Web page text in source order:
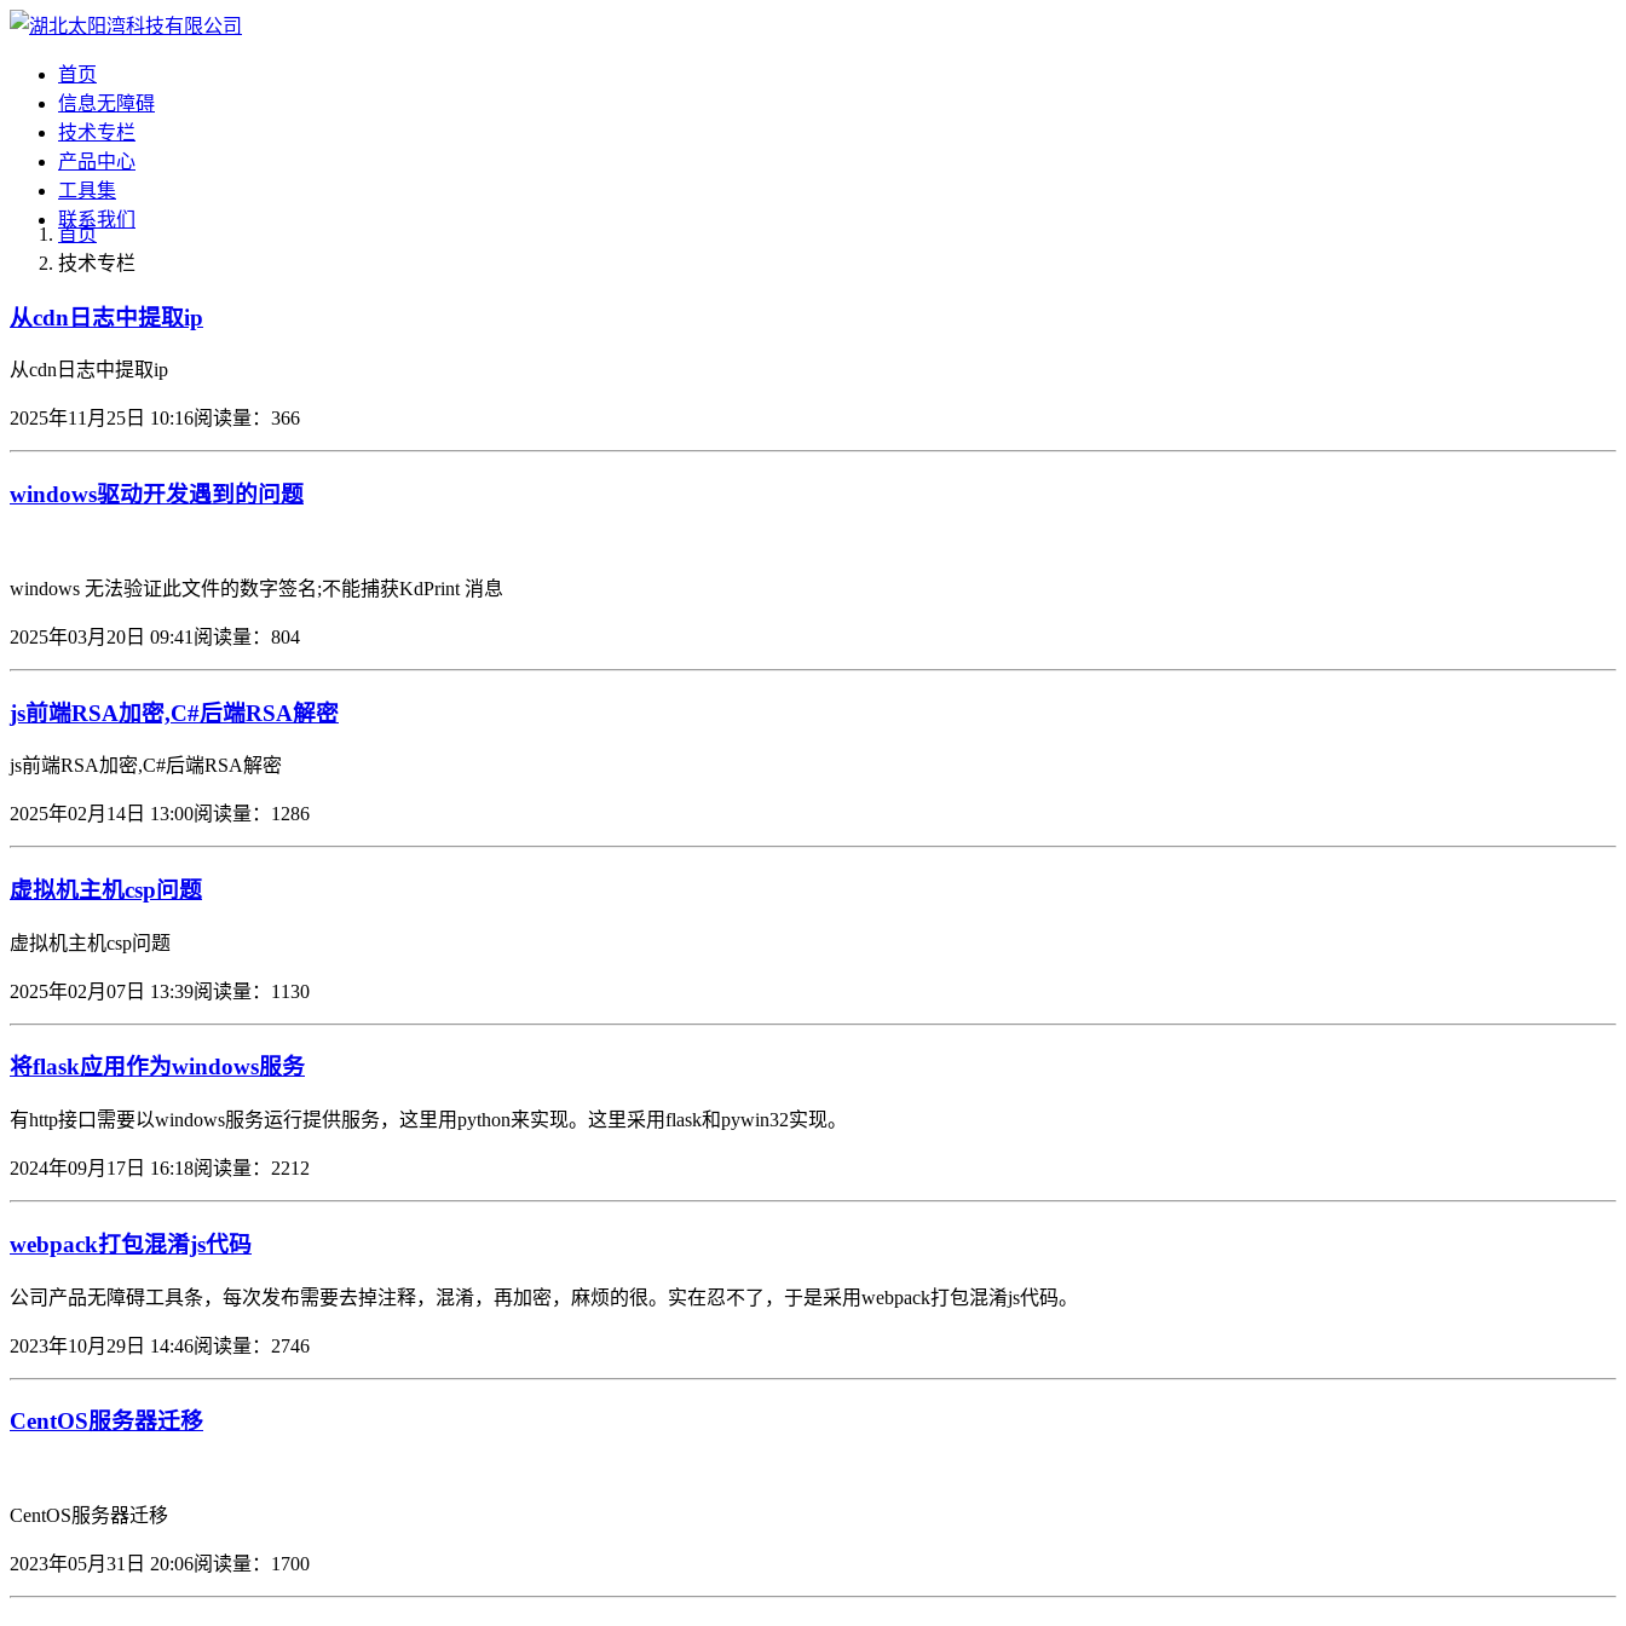
首页
信息无障碍
技术专栏
产品中心
工具集
联系我们
首页
技术专栏
从cdn日志中提取ip
从cdn日志中提取ip
2025年11月25日 10:16阅读量：366
windows驱动开发遇到的问题
windows 无法验证此文件的数字签名;不能捕获KdPrint 消息
2025年03月20日 09:41 阅读量：804
js前端RSA加密,C#后端RSA解密
js前端RSA加密,C#后端RSA解密
2025年02月14日 13:00阅读量：1286
虚拟机主机csp问题
虚拟机主机csp问题
2025年02月07日 13:39阅读量：1130
将flask应用作为windows服务
有http接口需要以windows服务运行提供服务，这里用python来实现。这里采用flask和pywin32实现。
2024年09月17日 16:18阅读量：2212
webpack打包混淆js代码
公司产品无障碍工具条，每次发布需要去掉注释，混淆，再加密，麻烦的很。实在忍不了，于是采用webpack打包混淆js代码。
2023年10月29日 14:46阅读量：2746
CentOS服务器迁移
CentOS服务器迁移
2023年05月31日 20:06阅读量：1700